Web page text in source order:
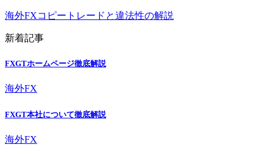
海外FXコピートレードと違法性の解説
新着記事
FXGTホームページ徹底解説
海外FX
FXGT本社について徹底解説
海外FX